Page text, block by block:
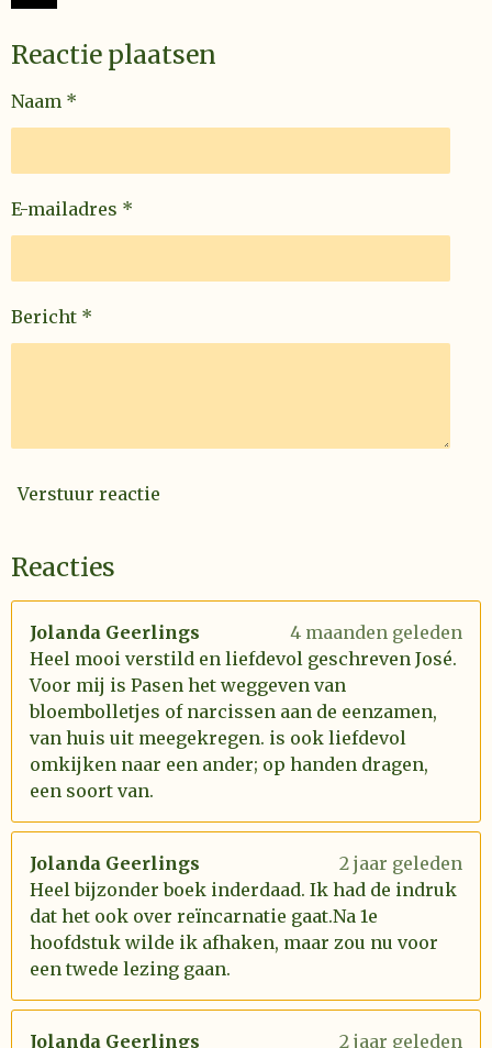
4
t
e
e
e
n
e
n
e
n
e
n
Reactie plaatsen
Naam *
E-mailadres *
Bericht *
Verstuur reactie
Reacties
Jolanda Geerlings
4 maanden geleden
Heel mooi verstild en liefdevol geschreven José.
Voor mij is Pasen het weggeven van
bloembolletjes of narcissen aan de eenzamen,
van huis uit meegekregen. is ook liefdevol
omkijken naar een ander; op handen dragen,
een soort van.
Jolanda Geerlings
2 jaar geleden
Heel bijzonder boek inderdaad. Ik had de indruk
dat het ook over reïncarnatie gaat.Na 1e
hoofdstuk wilde ik afhaken, maar zou nu voor
een twede lezing gaan.
Jolanda Geerlings 2 jaar geleden